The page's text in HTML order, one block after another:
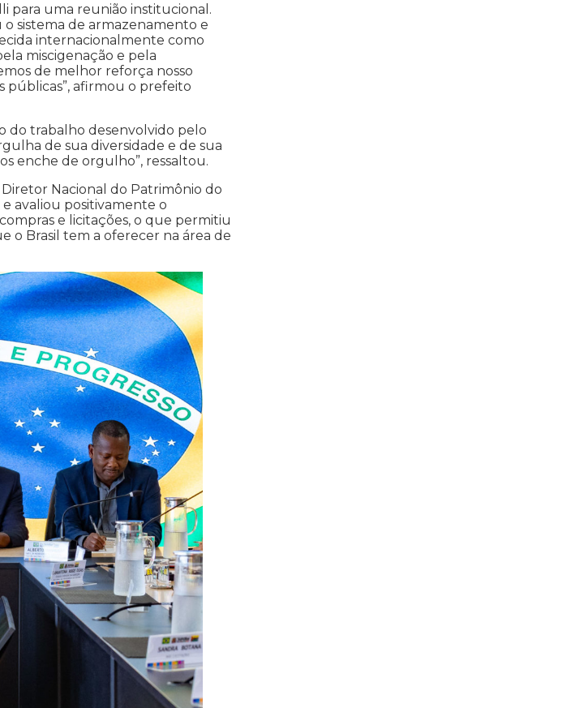
para uma reunião institucional.
sistema de armazenamento e
internacionalmente como
miscigenação e pela
de melhor reforça nosso
públicas”, afirmou o prefeito
do trabalho desenvolvido pelo
de sua diversidade e de sua
enche de orgulho”, ressaltou.
Nacional do Patrimônio do
e avaliou positivamente o
e licitações, o que permitiu
o Brasil tem a oferecer na área de